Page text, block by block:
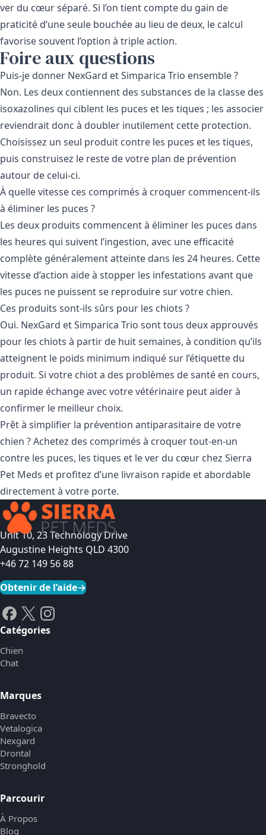
ver du cœur séparé. Si l’on tient compte du gain de
praticité d’une seule bouchée au lieu de deux, le calcul
favorise souvent l’option à triple action.
Foire aux questions
Puis-je donner NexGard et Simparica Trio ensemble ?
Non. Les deux contiennent des substances de la classe des
isoxazolines qui ciblent les puces et les tiques ; les associer
reviendrait donc à doubler inutilement cette protection.
Choisissez un seul produit contre les puces et les tiques,
puis construisez le reste de votre plan de prévention
autour de celui-ci.
À quelle vitesse ces comprimés à croquer commencent-ils
à éliminer les puces ?
Les deux produits commencent à éliminer les puces dans
les heures qui suivent l’ingestion, avec une efficacité
complète généralement atteinte dans les 24 heures. Cette
vitesse d’action aide à stopper les infestations avant que
les puces ne puissent se reproduire sur votre chien.
Ces produits sont-ils sûrs pour les chiots ?
Oui. NexGard et Simparica Trio sont tous deux approuvés
pour les chiots à partir de huit semaines, à condition qu’ils
atteignent le poids minimum indiqué sur l’étiquette du
produit. Si votre chiot a des problèmes de santé en cours,
un rapide échange avec votre vétérinaire peut aider à
confirmer le meilleur choix.
Prêt à simplifier la prévention antiparasitaire de votre
chien ? Achetez des comprimés à croquer tout-en-un
contre les puces, les tiques et le ver du cœur chez Sierra
Pet Meds et profitez d’une livraison rapide et abordable
directement à votre porte.
Unit 10, 23 Technology Drive
Augustine Heights QLD 4300
+46 72 149 56 88
Obtenir de l’aide→
Catégories
Chien
Chat
Marques
Bravecto
Vetalogica
Nexgard
Drontal
Stronghold
Parcourir
À Propos
Blog